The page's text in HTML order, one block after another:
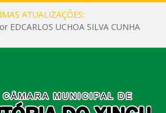
ATUALIZAÇÕES:
EDCARLOS UCHOA SILVA CUNHA